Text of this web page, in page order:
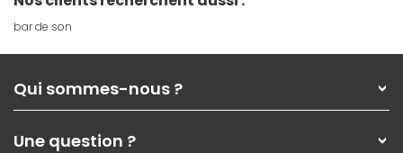
bar de son
Qui sommes-nous ?
Nos services
Une question ?